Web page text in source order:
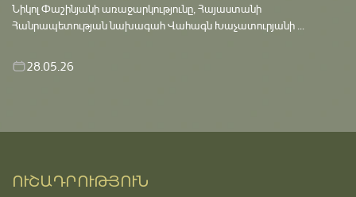
Նիկոլ Փաշինյանի առաջարկությունը, Հայաստանի
Հանրապետության նախագահ Վահագն Խաչատուրյանի ...
28.05.26
ՈՒՇԱԴՐՈՒԹՅՈՒՆ